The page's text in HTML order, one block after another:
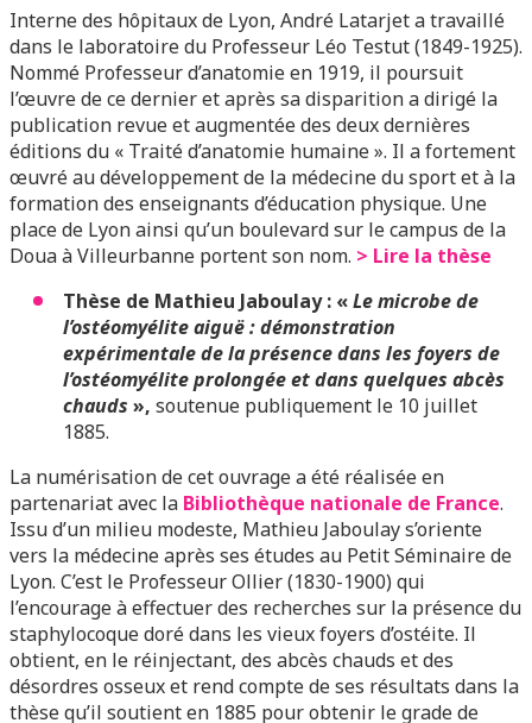
Interne des hôpitaux de Lyon, André Latarjet a travaillé
dans le laboratoire du Professeur Léo Testut (1849-1925).
Nommé Professeur d’anatomie en 1919, il poursuit
l’œuvre de ce dernier et après sa disparition a dirigé la
publication revue et augmentée des deux dernières
éditions du « Traité d’anatomie humaine ». Il a fortement
œuvré au développement de la médecine du sport et à la
formation des enseignants d’éducation physique. Une
place de Lyon ainsi qu’un boulevard sur le campus de la
Doua à Villeurbanne portent son nom. > Lire la thèse
Thèse de Mathieu Jaboulay : «Le microbe de
l’ostéomyélite aiguë : démonstration
expérimentale de la présence dans les foyers de
l’ostéomyélite prolongée et dans quelques abcès
chauds », soutenue publiquement le 10 juillet
1885.
La numérisation de cet ouvrage a été réalisée en
partenariat avec la Bibliothèque nationale de France.
Issu d’un milieu modeste, Mathieu Jaboulay s’oriente
vers la médecine après ses études au Petit Séminaire de
Lyon. C’est le Professeur Ollier (1830-1900) qui
l’encourage à effectuer des recherches sur la présence du
staphylocoque doré dans les vieux foyers d’ostéite. Il
obtient, en le réinjectant, des abcès chauds et des
désordres osseux et rend compte de ses résultats dans la
thèse qu’il soutient en 1885 pour obtenir le grade de